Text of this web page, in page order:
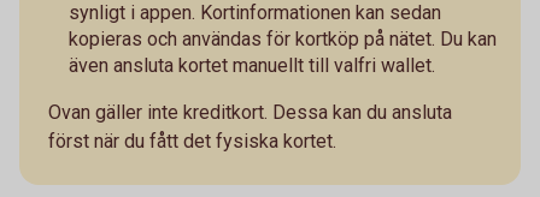
synligt i appen. Kortinformationen kan sedan
kopieras och användas för kortköp på nätet. Du kan
även ansluta kortet manuellt till valfri wallet.
Ovan gäller inte kreditkort. Dessa kan du ansluta
först när du fått det fysiska kortet.